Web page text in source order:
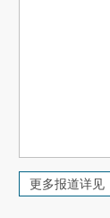
更多报道详见